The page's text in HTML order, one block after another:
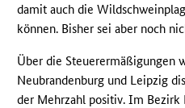
damit auch die
können. Bisher sei aber noch
Über die Steuerermäßigungen
Neubrandenburg und Leipzig
der Mehrzahl positiv. Im Bezirk